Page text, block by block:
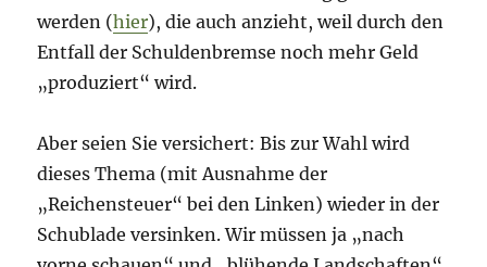
werden (hier), die auch anzieht, weil durch den
Entfall der Schuldenbremse noch mehr Geld
„produziert“ wird.
Aber seien Sie versichert: Bis zur Wahl wird
dieses Thema (mit Ausnahme der
„Reichensteuer“ bei den Linken) wieder in der
Schublade versinken. Wir müssen ja „nach